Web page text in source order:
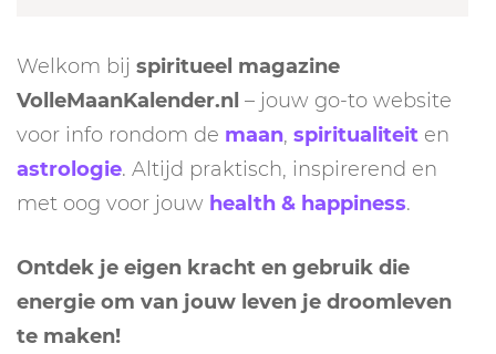
Welkom bij spiritueel magazine
VolleMaanKalender.nl – jouw go-to website
voor info rondom de maan, spiritualiteit en
astrologie. Altijd praktisch, inspirerend en
met oog voor jouw health & happiness.
Ontdek je eigen kracht en gebruik die
energie om van jouw leven je droomleven
te maken!